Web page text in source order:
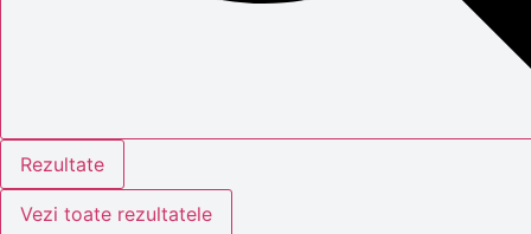
Rezultate
Vezi toate rezultatele